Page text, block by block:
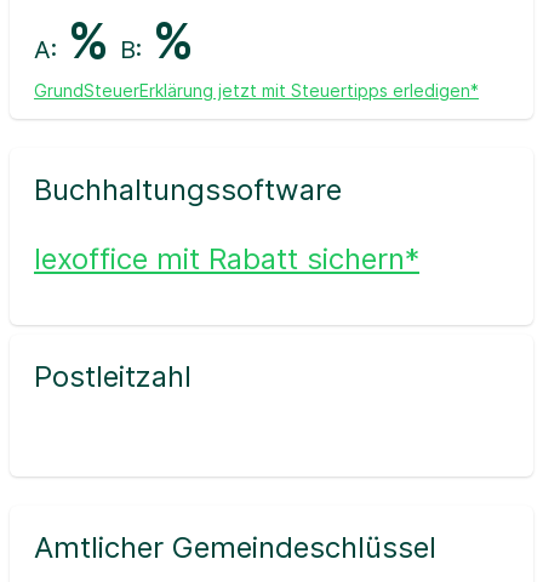
A: % B: %
GrundSteuerErklärung jetzt mit Steuertipps erledigen*
Buchhaltungssoftware
lexoffice mit Rabatt sichern*
Postleitzahl
Amtlicher Gemeindeschlüssel